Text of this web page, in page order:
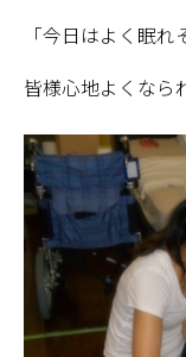
「今日はよく眠れ
皆様心地よくなら